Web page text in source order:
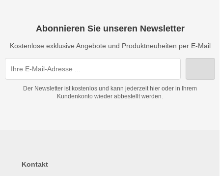
Abonnieren Sie unseren Newsletter
Kostenlose exklusive Angebote und Produktneuheiten per E-Mail
Der Newsletter ist kostenlos und kann jederzeit hier oder in Ihrem
Kundenkonto wieder abbestellt werden.
Kontakt